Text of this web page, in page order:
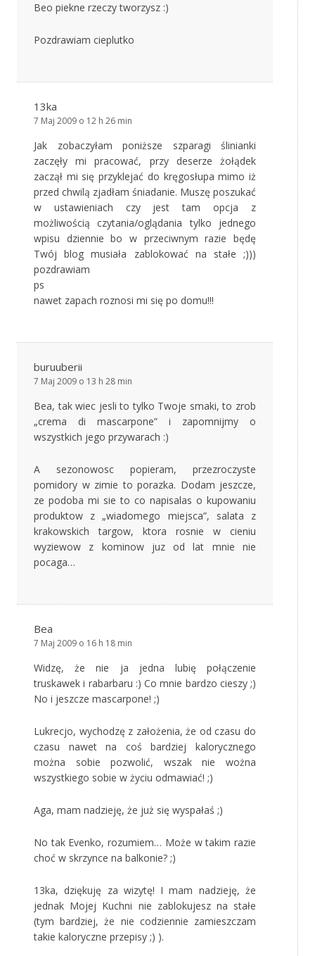
Beo piekne rzeczy tworzysz :)
Pozdrawiam cieplutko
13ka
7 Maj 2009 o 12 h 26 min
Jak zobaczyłam poniższe szparagi ślinianki
zaczęły mi pracować, przy deserze żołądek
zaczął mi się przyklejać do kręgosłupa mimo iż
przed chwilą zjadłam śniadanie. Muszę poszukać
w ustawieniach czy jest tam opcja z
możliwością czytania/oglądania tylko jednego
wpisu dziennie bo w przeciwnym razie będę
Twój blog musiała zablokować na stałe ;)))
pozdrawiam
ps
nawet zapach roznosi mi się po domu!!!
buruuberii
7 Maj 2009 o 13 h 28 min
Bea, tak wiec jesli to tylko Twoje smaki, to zrob
„crema di mascarpone” i zapomnijmy o
wszystkich jego przywarach :)
A sezonowosc popieram, przezroczyste
pomidory w zimie to porazka. Dodam jeszcze,
ze podoba mi sie to co napisalas o kupowaniu
produktow z „wiadomego miejsca”, salata z
krakowskich targow, ktora rosnie w cieniu
wyziewow z kominow juz od lat mnie nie
pocaga…
Bea
7 Maj 2009 o 16 h 18 min
Widzę, że nie ja jedna lubię połączenie
truskawek i rabarbaru :) Co mnie bardzo cieszy ;)
No i jeszcze mascarpone! ;)
Lukrecjo, wychodzę z założenia, że od czasu do
czasu nawet na coś bardziej kalorycznego
można sobie pozwolić, wszak nie wożna
wszystkiego sobie w życiu odmawiać! ;)
Aga, mam nadzieję, że już się wyspałaś ;)
No tak Evenko, rozumiem… Może w takim razie
choć w skrzynce na balkonie? ;)
13ka, dziękuję za wizytę! I mam nadzieję, że
jednak Mojej Kuchni nie zablokujesz na stałe
(tym bardziej, że nie codziennie zamieszczam
takie kaloryczne przepisy ;) ).